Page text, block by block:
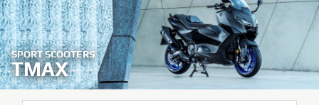
SPORT SCOOTERS
TMAX